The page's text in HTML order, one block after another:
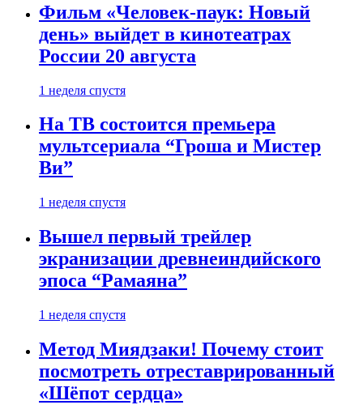
Фильм «Человек-паук: Новый
день» выйдет в кинотеатрах
России 20 августа
1 неделя спустя
На ТВ состоится премьера
мультсериала “Гроша и Мистер
Ви”
1 неделя спустя
Вышел первый трейлер
экранизации древнеиндийского
эпоса “Рамаяна”
1 неделя спустя
Метод Миядзаки! Почему стоит
посмотреть отреставрированный
«Шёпот сердца»